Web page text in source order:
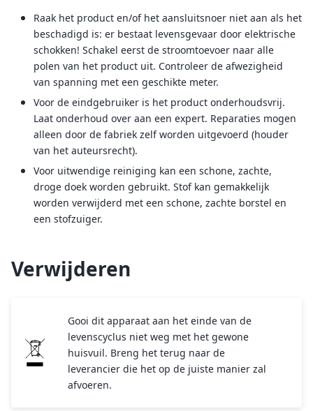
Raak het product en/of het aansluitsnoer niet aan als het
beschadigd is: er bestaat levensgevaar door elektrische
schokken! Schakel eerst de stroomtoevoer naar alle
polen van het product uit. Controleer de afwezigheid
van spanning met een geschikte meter.
Voor de eindgebruiker is het product onderhoudsvrij.
Laat onderhoud over aan een expert. Reparaties mogen
alleen door de fabriek zelf worden uitgevoerd (houder
van het auteursrecht).
Voor uitwendige reiniging kan een schone, zachte,
droge doek worden gebruikt. Stof kan gemakkelijk
worden verwijderd met een schone, zachte borstel en
een stofzuiger.
Verwijderen
Gooi dit apparaat aan het einde van de
levenscyclus niet weg met het gewone
huisvuil. Breng het terug naar de
leverancier die het op de juiste manier zal
afvoeren.